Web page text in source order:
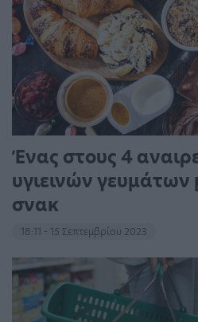
Ένας στους 4
υγιεινών γευμάτων
σνακ
18:11 - 15 Σεπτεμβρίου 2023